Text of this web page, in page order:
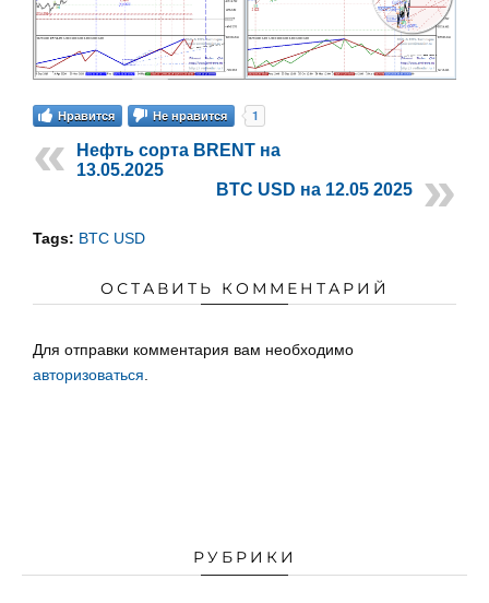
Нравится 1
Не нравится
Нефть сорта BRENT на
13.05.2025
BTC USD на 12.05 2025
Tags: BTC USD
ОСТАВИТЬ КОММЕНТАРИЙ
Для отправки комментария вам необходимо
авторизоваться
РУБРИКИ